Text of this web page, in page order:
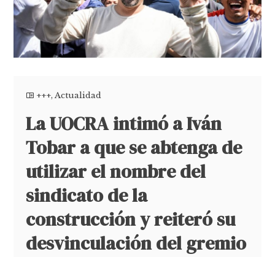
+++,Actualidad
La UOCRA intimó a Iván
Tobar a que se abtenga de
utilizar el nombre del
sindicato de la
construcción y reiteró su
desvinculación del gremio